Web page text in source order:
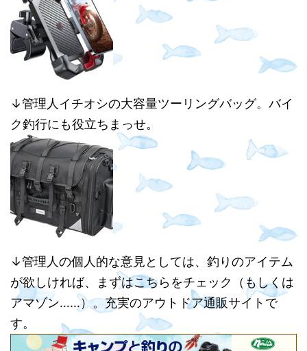
↓管理人イチオシの大容量ツーリングバッグ。バイ
ク釣行にも役立ちまっせ。
↓管理人の個人的な意見としては、釣りのアイテム
が欲しければ、まずはこちらをチェック（もしくは
アマゾン……）。充実のアウトドア通販サイトで
す。